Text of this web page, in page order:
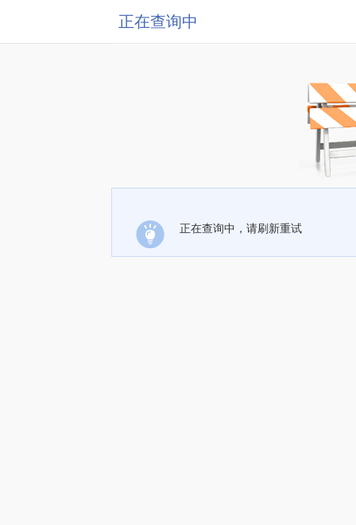
正在查询中
正在查询中，请刷新重试